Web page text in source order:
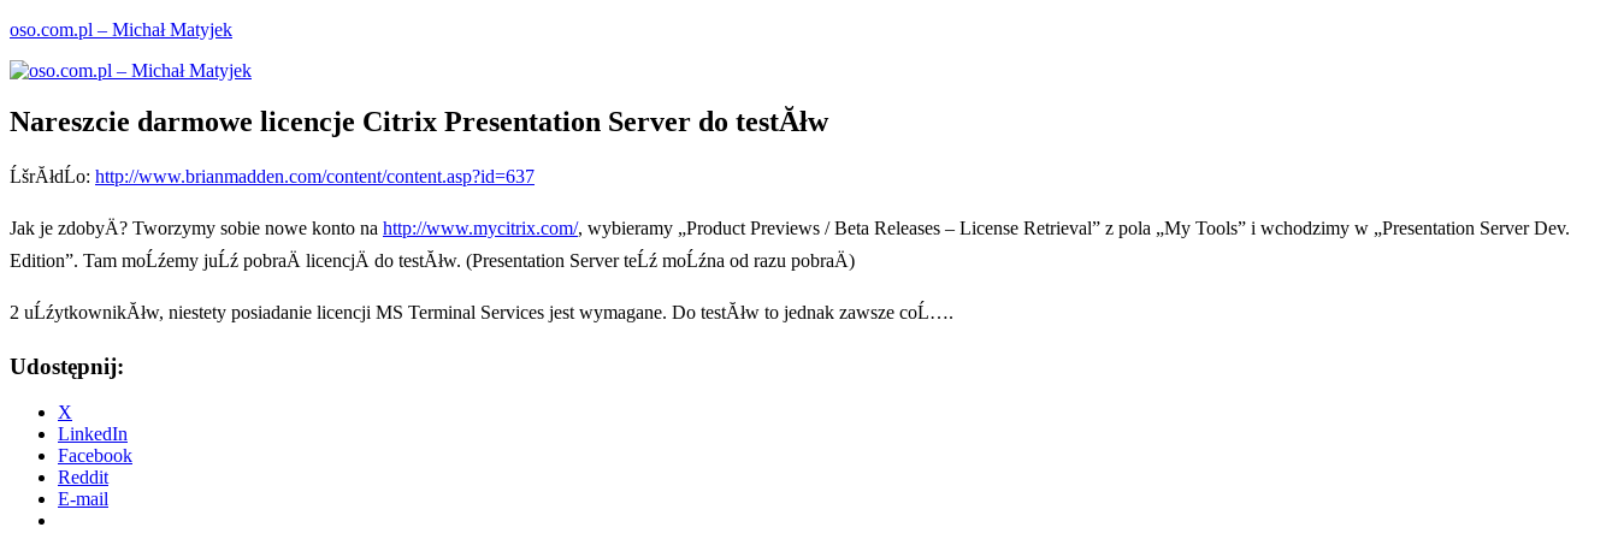
Przejdź
treści
oso.com.pl – Michał Matyjek
Nareszcie darmowe licencje Citrix Presentation Server do testĂłw
ĹšrĂłdĹo: http://www.brianmadden.com/content/content.asp?id=637
Jak je zdobyÄ? Tworzymy sobie nowe konto na http://www.mycitrix.com/, wybieramy „Product Previews / Beta Releases – License Retrieval” z pola „My Tools” i wchodzimy w „Presentation Server Dev.
Edition”. Tam moĹźemy juĹź pobraÄ licencjÄ do testĂłw. (Presentation Server teĹź moĹźna od razu pobraÄ)
2 uĹźytkownikĂłw, niestety posiadanie licencji MS Terminal Services jest wymagane. Do testĂłw to jednak zawsze coĹ….
Udostępnij:
X
LinkedIn
Facebook
Reddit
E-mail